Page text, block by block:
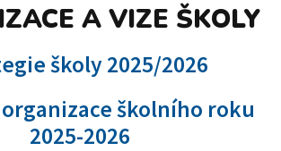
A VIZE ŠKOLY
školy 2025/2026
školního roku
2025-2026